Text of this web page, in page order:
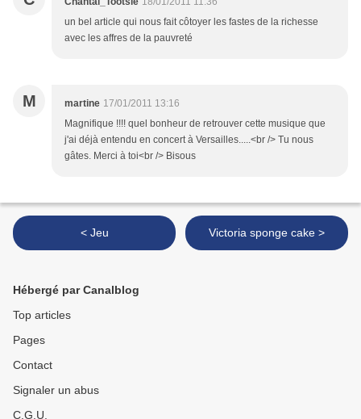
un bel article qui nous fait côtoyer les fastes de la richesse
avec les affres de la pauvreté
M martine 17/01/2011 13:16
Magnifique !!!! quel bonheur de retrouver cette musique que
j'ai déjà entendu en concert à Versailles.....<br /> Tu nous
gâtes. Merci à toi<br /> Bisous
< Jeu Victoria sponge cake >
Hébergé par Canalblog
Top articles
Pages
Contact
Signaler un abus
C.G.U.